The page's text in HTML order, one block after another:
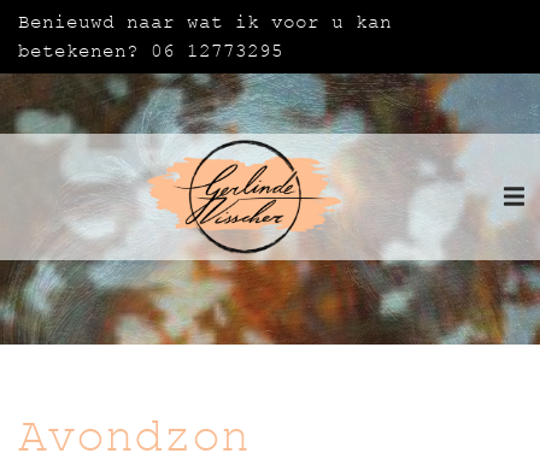
Benieuwd naar wat ik voor u kan
betekenen? 06 12773295
Avondzon